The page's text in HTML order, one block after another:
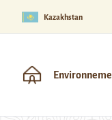
Kazakhstan